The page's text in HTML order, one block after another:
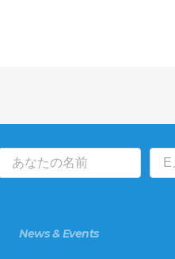
News & Events